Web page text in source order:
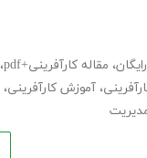
، مقاله کارآفرینی+pdf ،
، آموزش کارآفرینی،